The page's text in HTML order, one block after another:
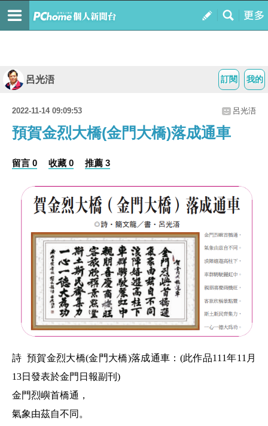
我的
訂閱
呂光浯
2022-11-14 09:09:53 呂光浯
預賀金烈大橋(金門大橋)落成通車
留言 0 收藏 0 推薦 3
詩 預賀金烈大橋(金門大橋)落成通車：(此作品111年11月
13日發表於金門日報副刊)
金門烈嶼首橋通，
氣象由茲自不同。